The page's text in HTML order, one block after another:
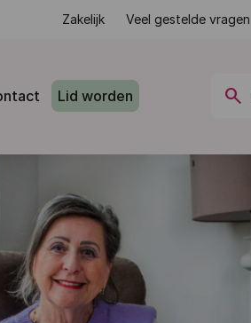
Zakelijk Veel gestelde vragen
search
Lid worden